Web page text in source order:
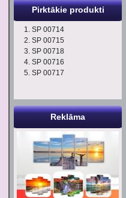
Pirktākie produkti
SP 00714
SP 00715
SP 00718
SP 00716
SP 00717
Reklāma